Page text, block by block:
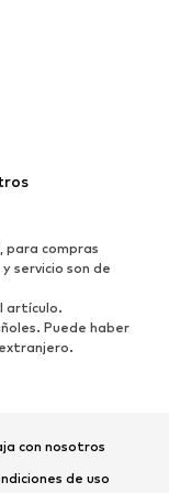
para compras
servicio son de
artículo.
Puede haber
con nosotros
de uso